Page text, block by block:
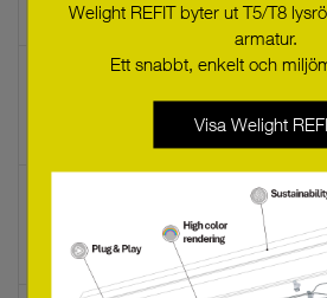
CLE 315mm 4000lm
28006643
CLE 315mm
28006642
Welight REFIT byter ut T5/T8
armatur.
Ett snabbt, enkelt och
Visa Welight